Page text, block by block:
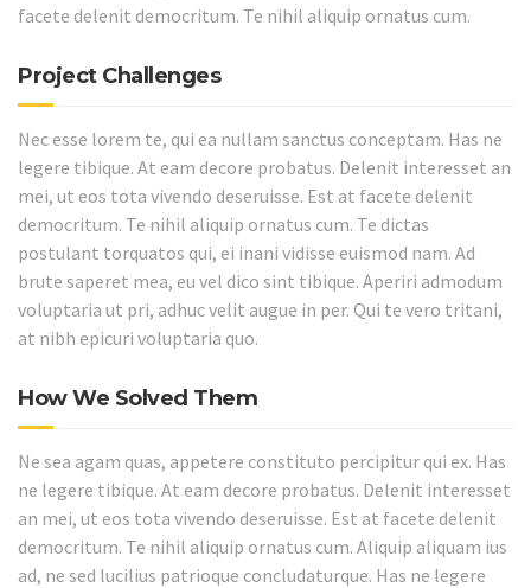
facete delenit democritum. Te nihil aliquip ornatus cum.
Project Challenges
Nec esse lorem te, qui ea nullam sanctus conceptam. Has ne
legere tibique. At eam decore probatus. Delenit interesset an
mei, ut eos tota vivendo deseruisse. Est at facete delenit
democritum. Te nihil aliquip ornatus cum. Te dictas
postulant torquatos qui, ei inani vidisse euismod nam. Ad
brute saperet mea, eu vel dico sint tibique. Aperiri admodum
voluptaria ut pri, adhuc velit augue in per. Qui te vero tritani,
at nibh epicuri voluptaria quo.
How We Solved Them
Ne sea agam quas, appetere constituto percipitur qui ex. Has
ne legere tibique. At eam decore probatus. Delenit interesset
an mei, ut eos tota vivendo deseruisse. Est at facete delenit
democritum. Te nihil aliquip ornatus cum. Aliquip aliquam ius
ad, ne sed lucilius patrioque concludaturque. Has ne legere